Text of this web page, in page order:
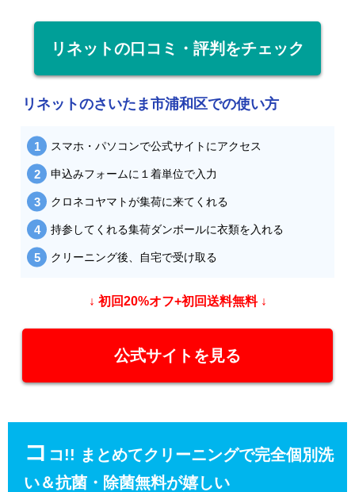
リネットの口コミ・評判をチェック
リネットのさいたま市浦和区での使い方
スマホ・パソコンで公式サイトにアクセス
申込みフォームに１着単位で入力
クロネコヤマトが集荷に来てくれる
持参してくれる集荷ダンボールに衣類を入れる
クリーニング後、自宅で受け取る
↓ 初回20%オフ+初回送料無料 ↓
公式サイトを見る
コ コ!! まとめてクリーニングで完全個別洗
い＆抗菌・除菌無料が嬉しい